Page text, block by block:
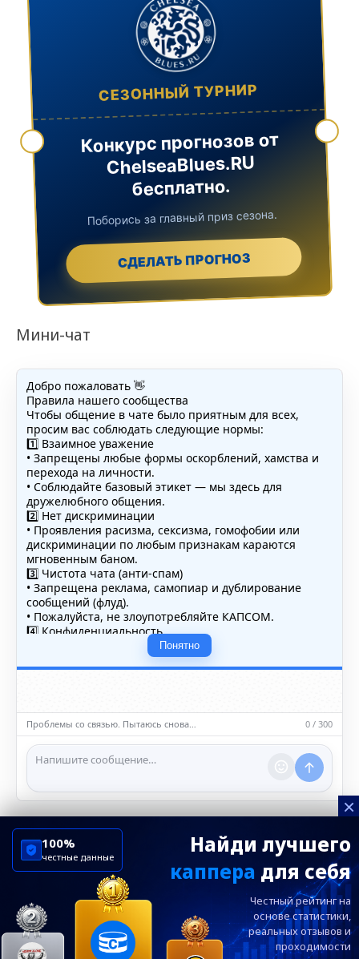
СЕЗОННЫЙ ТУРНИР
Конкурс прогнозов от
ChelseaBlues.RU
бесплатно.
Поборись за главный приз сезона.
СДЕЛАТЬ ПРОГНОЗ
Мини-чат
Добро пожаловать 👋
Правила нашего сообщества
Чтобы общение в чате было приятным для всех,
просим вас соблюдать следующие нормы:
1️⃣ Взаимное уважение
• Запрещены любые формы оскорблений, хамства и
перехода на личности.
• Соблюдайте базовый этикет — мы здесь для
дружелюбного общения.
2️⃣ Нет дискриминации
• Проявления расизма, сексизма, гомофобии или
дискриминации по любым признакам караются
мгновенным баном.
3️⃣ Чистота чата (анти-спам)
• Запрещена реклама, самопиар и дублирование
сообщений (флуд).
• Пожалуйста, не злоупотребляйте КАПСОМ.
4️⃣ Конфиденциальность
• Не публикуйте личные данные — свои или чужие
(телефоны, адреса, документы).
5️⃣ Уместность контента
насилию.
ℹ️ Модераторы и администраторы вправе удалять
сообщения и ограничивать доступ к чату при
нарушении правил.
Понятно
Проблемы со связью. Пытаюсь снова… 0 / 300
×
Найди лучшего
каппера для себя
Честный рейтинг на
основе статистики,
реальныхотзывов и
проходимости
100%
честные данные
ChelseaBluesRu
ФК Челси
Посетителям
Информация
Ежевечерний дайджест главных новостей от